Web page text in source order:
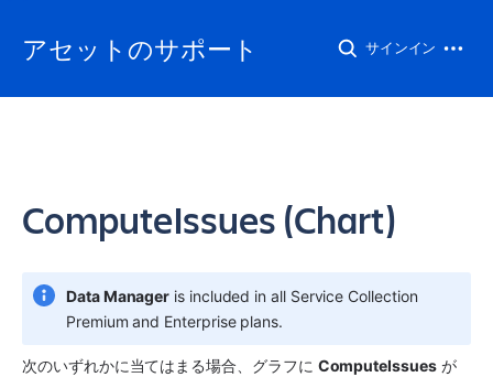
アセットのサポート サインイン
ComputeIssues (Chart)
Data Manager is included in all Service Collection
Premium and Enterprise plans.
次のいずれかに当てはまる場合、グラフに ComputeIssues が